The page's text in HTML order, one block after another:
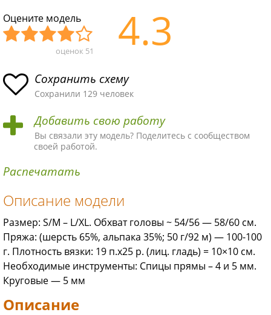
Оцените модель
асн
ая
ма
пло
хая
ма
ыч
ная
ма
Хор
ая
ма
Отл
ая
ма!
оценок 51 4.3
Сохранить схему
Сохранили 129 человек
Добавить свою работу
Вы связали эту модель? Поделитесь с сообществом
своей работой.
Распечатать
Описание модели
Размер: S/M – L/XL. Обхват головы ~ 54/56 — 58/60 см.
Пряжа: (шерсть 65%, альпака 35%; 50 г/92 м) — 100-100
г. Плотность вязки: 19 п.x25 р. (лиц. гладь) = 10×10 см.
Необходимые инструменты: Спицы прямы – 4 и 5 мм.
Круговые — 5 мм
Описание